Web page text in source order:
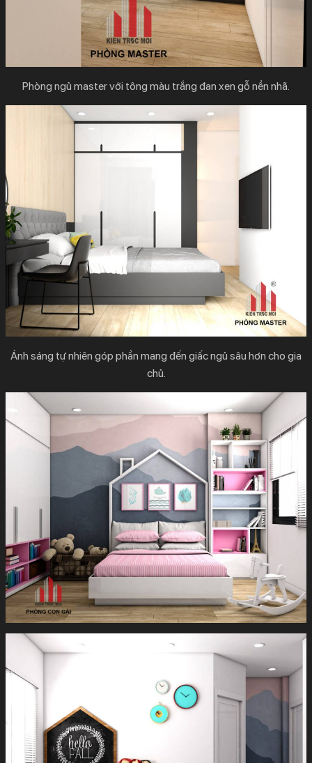
Phòng ngủ master với tông màu trắng đan xen gỗ nền nhã.
Ánh sáng tự nhiên góp phần mang đến giấc ngủ sâu hơn cho gia
chủ.